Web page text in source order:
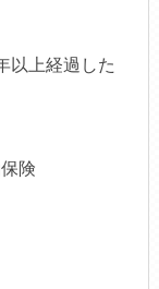
以上経過した
険